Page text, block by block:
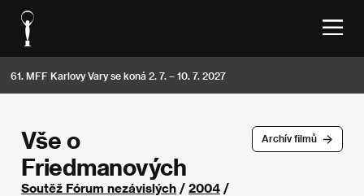
61. MFF Karlovy Vary se koná 2. 7. – 10. 7. 2027
Archív filmů
Vše o
Friedmanových
Soutěž Fórum nezávislých / 2004 /